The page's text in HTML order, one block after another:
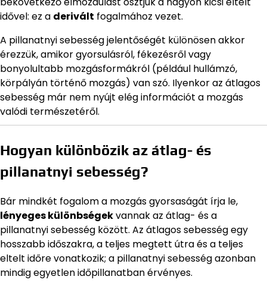
idővel: ez a derivált fogalmához vezet.
A pillanatnyi sebesség jelentőségét különösen akkor
érezzük, amikor gyorsulásról, fékezésről vagy
bonyolultabb mozgásformákról (például hullámzó,
körpályán történő mozgás) van szó. Ilyenkor az átlagos
sebesség már nem nyújt elég információt a mozgás
valódi természetéről.
Hogyan különbözik az átlag- és
pillanatnyi sebesség?
Bár mindkét fogalom a mozgás gyorsaságát írja le,
lényeges különbségekvannak az átlag- és a
pillanatnyi sebesség között. Az átlagos sebesség egy
hosszabb időszakra, a teljes megtett útra és a teljes
eltelt időre vonatkozik; a pillanatnyi sebesség azonban
mindig egyetlen időpillanatban érvényes.